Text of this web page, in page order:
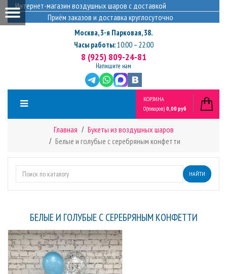
Интернет-магазин воздушных шаров с доставкой
Приём заказов и доставка круглосуточно
Москва,3-я Парковая, 38.
Часы работы:10:00 – 22:00
8 (925) 809-24-81
Напишите нам
КОРЗИНА
0(товаров) 0,00 руб
Главная
Букеты из воздушных шаров
Белые и голубые с серебряным конфетти
НАЙТИ
БЕЛЫЕ И ГОЛУБЫЕ С СЕРЕБРЯНЫМ КОНФЕТТИ